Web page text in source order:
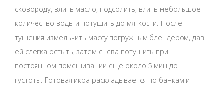
сковороду, влить масло, подсолить, влить небольшое
количество воды и потушить до мягкости. После
тушения измельчить массу погружным блендером, дав
ей слегка остыть, затем снова потушить при
постоянном помешивании еще около 5 мин до
густоты. Готовая икра раскладывается по банкам и